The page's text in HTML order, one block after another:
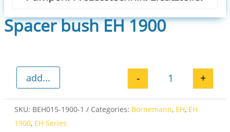
Spacer bush EH 1900
Spacer bush
- +
add...
SKU: BEH015-1900-1 Categories: Bornemann, EH, EH
1900, EH Series